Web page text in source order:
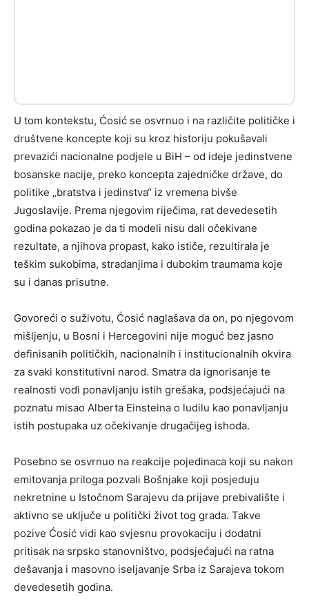
U tom kontekstu, Ćosić se osvrnuo i na različite političke i
društvene koncepte koji su kroz historiju pokušavali
prevazići nacionalne podjele u BiH – od ideje jedinstvene
bosanske nacije, preko koncepta zajedničke države, do
politike „bratstva i jedinstva“ iz vremena bivše
Jugoslavije. Prema njegovim riječima, rat devedesetih
godina pokazao je da ti modeli nisu dali očekivane
rezultate, a njihova propast, kako ističe, rezultirala je
teškim sukobima, stradanjima i dubokim traumama koje
su i danas prisutne.
Govoreći o suživotu, Ćosić naglašava da on, po njegovom
mišljenju, u Bosni i Hercegovini nije moguć bez jasno
definisanih političkih, nacionalnih i institucionalnih okvira
za svaki konstitutivni narod. Smatra da ignorisanje te
realnosti vodi ponavljanju istih grešaka, podsjećajući na
poznatu misao Alberta Einsteina o ludilu kao ponavljanju
istih postupaka uz očekivanje drugačijeg ishoda.
Posebno se osvrnuo na reakcije pojedinaca koji su nakon
emitovanja priloga pozvali Bošnjake koji posjeduju
nekretnine u Istočnom Sarajevu da prijave prebivalište i
aktivno se uključe u politički život tog grada. Takve
pozive Ćosić vidi kao svjesnu provokaciju i dodatni
pritisak na srpsko stanovništvo, podsjećajući na ratna
dešavanja i masovno iseljavanje Srba iz Sarajeva tokom
devedesetih godina.